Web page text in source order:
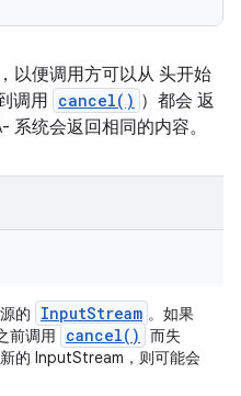
以便调用方可以从 头开始
调用 cancel() ）都会 返
系统会返回相同的内容。
的 InputStream 。如果
前调用 cancel( )
而失
的 InputStream，则可能会